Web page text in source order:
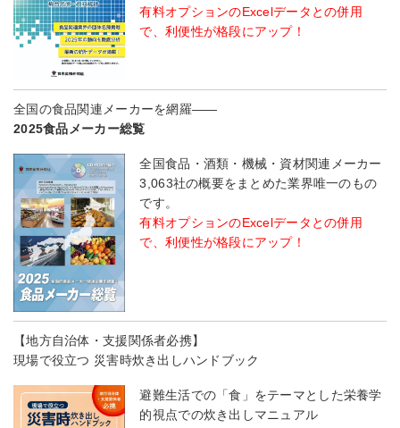
有料オプションのExcelデータとの併用
で、利便性が格段にアップ！
全国の食品関連メーカーを網羅――
2025食品メーカー総覧
全国食品・酒類・機械・資材関連メーカー
3,063社の概要をまとめた業界唯一のもの
です。
有料オプションのExcelデータとの併用
で、利便性が格段にアップ！
【地方自治体・支援関係者必携】
現場で役立つ 災害時炊き出しハンドブック
避難生活での「食」をテーマとした栄養学
的視点での炊き出しマニュアル